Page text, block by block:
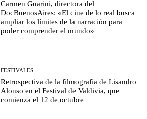
Carmen Guarini, directora del
DocBuenosAires: «El cine de lo real busca
ampliar los límites de la narración para
poder comprender el mundo»
FESTIVALES
Retrospectiva de la filmografía de Lisandro
Alonso en el Festival de Valdivia, que
comienza el 12 de octubre